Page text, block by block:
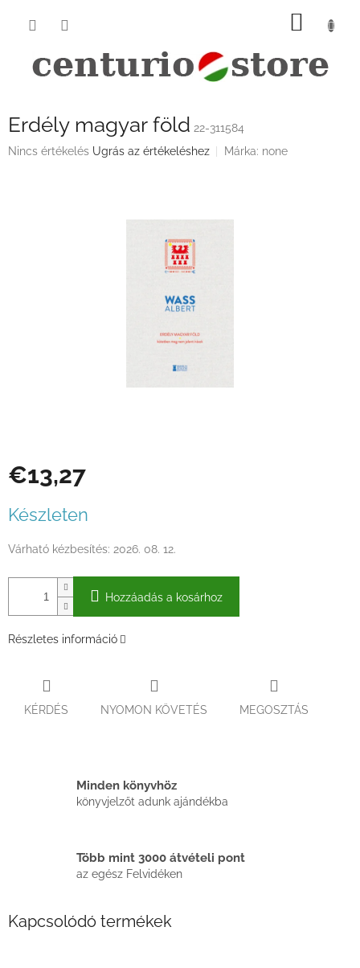
KOSÁR
Erdély magyar föld 22-311584
A
Nincs értékelés Ugrás az értékeléshez Márka: none
€13,27
Készleten
Várható kézbesítés: 2026. 08. 12.
Hozzáadás a kosárhoz
Részletes információ
KÉRDÉS NYOMON KÖVETÉS MEGOSZTÁS
Minden könyvhöz
könyvjelzőt adunk ajándékba
Több mint 3000 átvételi pont
az egész Felvidéken
Kapcsolódó termékek